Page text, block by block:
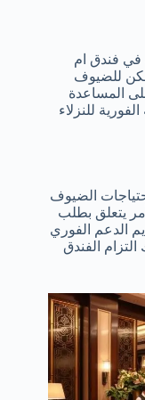
في فندق ام
للضيوف
المساعدة
للنزلاء
الضيوف
يتعلق بطلب
الدعم الفوري
الفندق